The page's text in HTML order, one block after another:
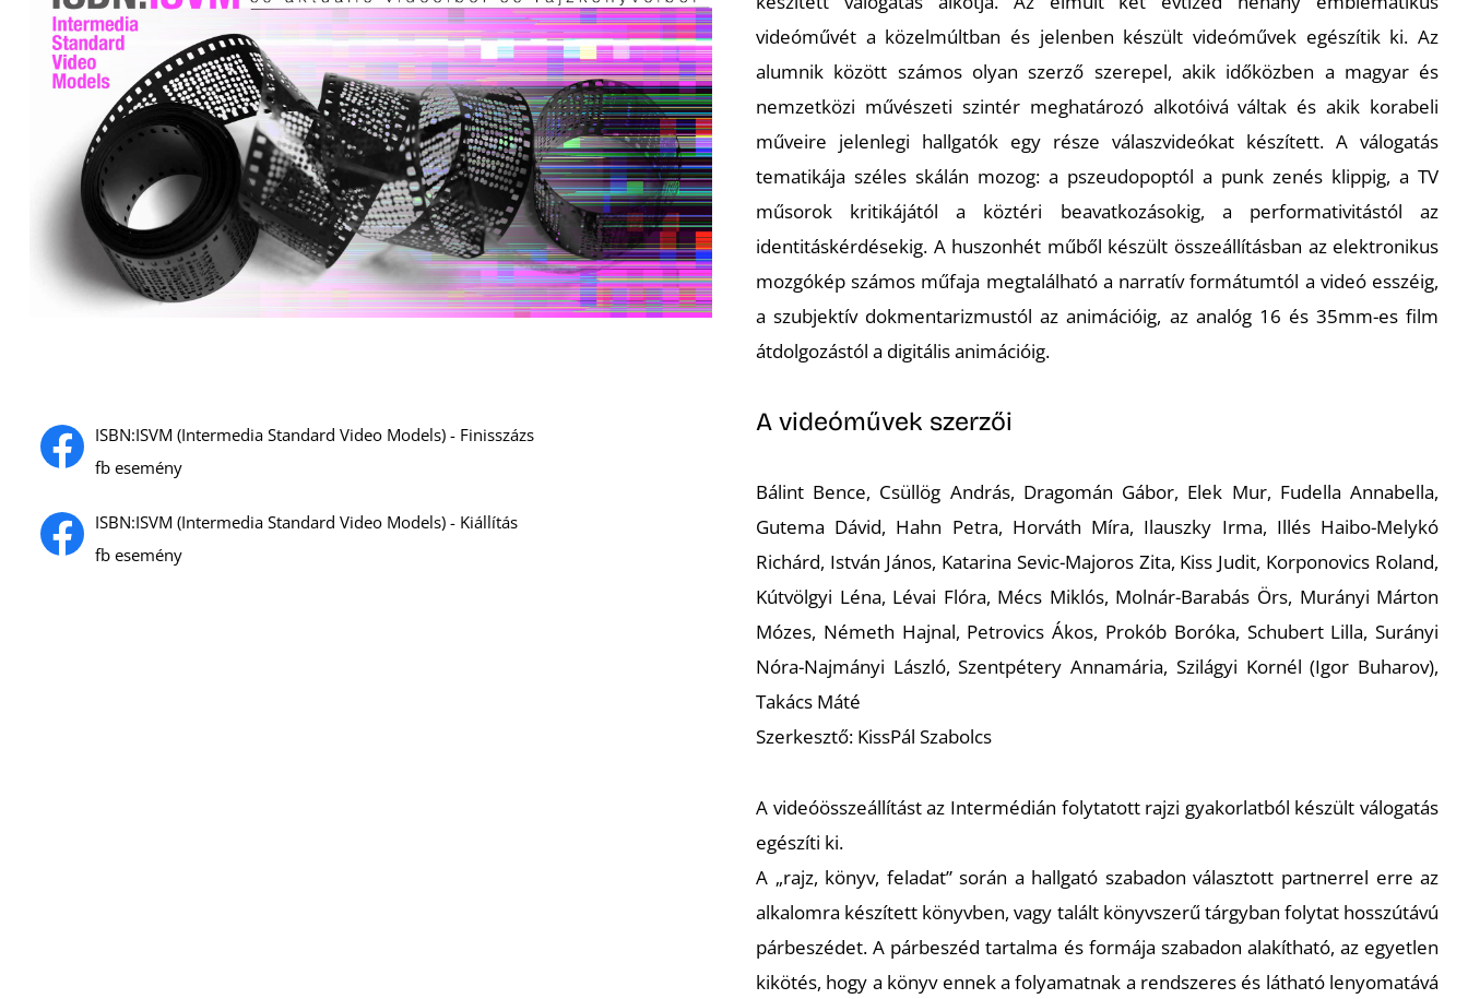
ISBN:ISVM (Intermedia Standard Video Models) - Finisszázs
fb esemény
ISBN:ISVM (Intermedia Standard Video Models) - Kiállítás
fb esemény
videóművét a közelmúltban és jelenben készült videóművek egészítik ki. Az
alumnik között számos olyan szerző szerepel, akik időközben a magyar és
nemzetközi művészeti szintér meghatározó alkotóivá váltak és akik korabeli
műveire jelenlegi hallgatók egy része válaszvideókat készített. A válogatás
tematikája széles skálán mozog: a pszeudopoptól a punk zenés klippig, a TV
műsorok kritikájától a köztéri beavatkozásokig, a performativitástól az
identitáskérdésekig. A huszonhét műből készült összeállításban az elektronikus
mozgókép számos műfaja megtalálható a narratív formátumtól a videó esszéig,
a szubjektív dokmentarizmustól az animációig, az analóg 16 és 35mm-es film
átdolgozástól a digitális animációig.
A videóművek szerzői
Bálint Bence, Csüllög András, Dragomán Gábor, Elek Mur, Fudella Annabella,
Gutema Dávid, Hahn Petra, Horváth Míra, Ilauszky Irma, Illés Haibo-Melykó
Richárd, István János, Katarina Sevic-Majoros Zita, Kiss Judit, Korponovics Roland,
Kútvölgyi Léna, Lévai Flóra, Mécs Miklós, Molnár-Barabás Örs, Murányi Márton
Mózes, Németh Hajnal, Petrovics Ákos, Prokób Boróka, Schubert Lilla, Surányi
Nóra-Najmányi László, Szentpétery Annamária, Szilágyi Kornél (Igor Buharov),
Takács Máté
Szerkesztő: KissPál Szabolcs
A videóösszeállítást az Intermédián folytatott rajzi gyakorlatból készült válogatás
egészíti ki.
A „rajz, könyv, feladat” során a hallgató szabadon választott partnerrel erre az
alkalomra készített könyvben, vagy talált könyvszerű tárgyban folytat hosszútávú
párbeszédet. A párbeszéd tartalma és formája szabadon alakítható, az egyetlen
kikötés, hogy a könyv ennek a folyamatnak a rendszeres és látható lenyomatává